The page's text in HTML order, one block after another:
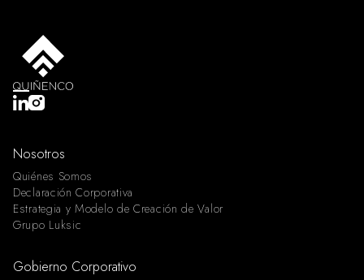
Nosotros
Quiénes Somos
Declaración Corporativa
Estrategia y Modelo de Creación de Valor
Grupo Luksic
Gobierno Corporativo